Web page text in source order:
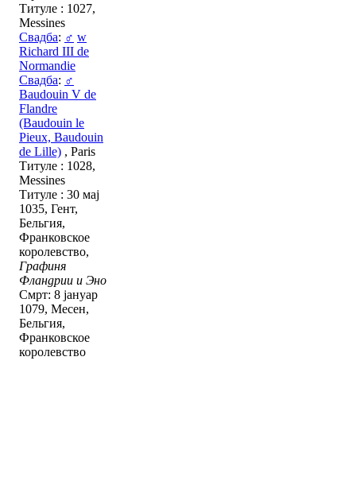
Титуле : 1027,
Messines
Свадба: ♂ w
Richard III de
Normandie
Свадба: ♂
Baudouin V de
Flandre
(Baudouin le
Pieux, Baudouin
de Lille) , Paris
Титуле : 1028,
Messines
Титуле : 30 мај
1035, Гент,
Бельгия,
Франковское
королевство,
Графиня
Фландрии и Эно
Смрт: 8 јануар
1079, Месен,
Бельгия,
Франковское
королевство